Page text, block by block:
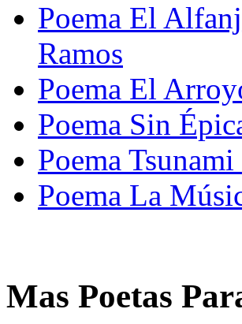
Poema El
Ramos
Poema El
Poema Sin
Poema
Poema La
Mas Poetas